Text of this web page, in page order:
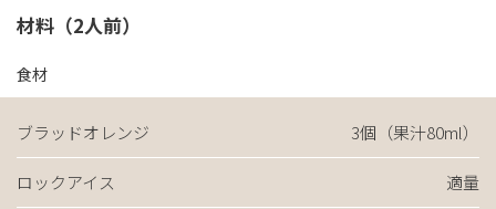
材料（2人前）
食材
ブラッドオレンジ 3個（果汁80ml）
ロックアイス 適量